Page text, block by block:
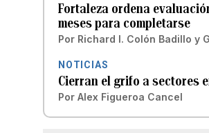
Fortaleza ordena
meses para completarse
Por Richard I. Colón Badillo y
NOTICIAS
Cierran el grifo a sectores
Por Alex Figueroa Cancel